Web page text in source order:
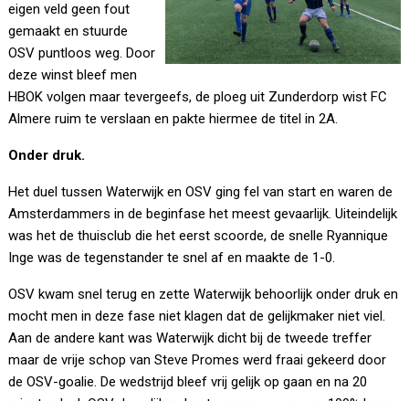
eigen veld geen fout
gemaakt en stuurde
OSV puntloos weg. Door
deze winst bleef men
HBOK volgen maar tevergeefs, de ploeg uit Zunderdorp wist FC
Almere ruim te verslaan en pakte hiermee de titel in 2A.
Onder druk.
Het duel tussen Waterwijk en OSV ging fel van start en waren de
Amsterdammers in de beginfase het meest gevaarlijk. Uiteindelijk
was het de thuisclub die het eerst scoorde, de snelle Ryannique
Inge was de tegenstander te snel af en maakte de 1-0.
OSV kwam snel terug en zette Waterwijk behoorlijk onder druk en
mocht men in deze fase niet klagen dat de gelijkmaker niet viel.
Aan de andere kant was Waterwijk dicht bij de tweede treffer
maar de vrije schop van Steve Promes werd fraai gekeerd door
de OSV-goalie. De wedstrijd bleef vrij gelijk op gaan en na 20